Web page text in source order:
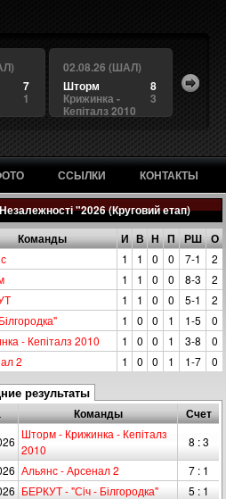
7
1
02.08.26 (ШАЛ)
8
Шторм
3
Крижинка -
Кепіталз 2010
ССЫЛКИ КОНТАКТЫ
"2026 (Круговий етап)
Команды И В Н П РШ О
1 1 0 0 7-1
2
1 1 0 0 8-3
2
1 1 0 0 5-1
2
1 0 0 1 1-5
0
- Кепіталз 2010 1 0 0 1 3-8
0
2 1 0 0 1 1-7 0
результаты
Команды Счет
Шторм - Крижинка - Кепіталз
2010
8 : 3
Альянс - Арсенал 2
7 : 1
БЕРКУТ - "Сiч - Білгородка"
5 : 1